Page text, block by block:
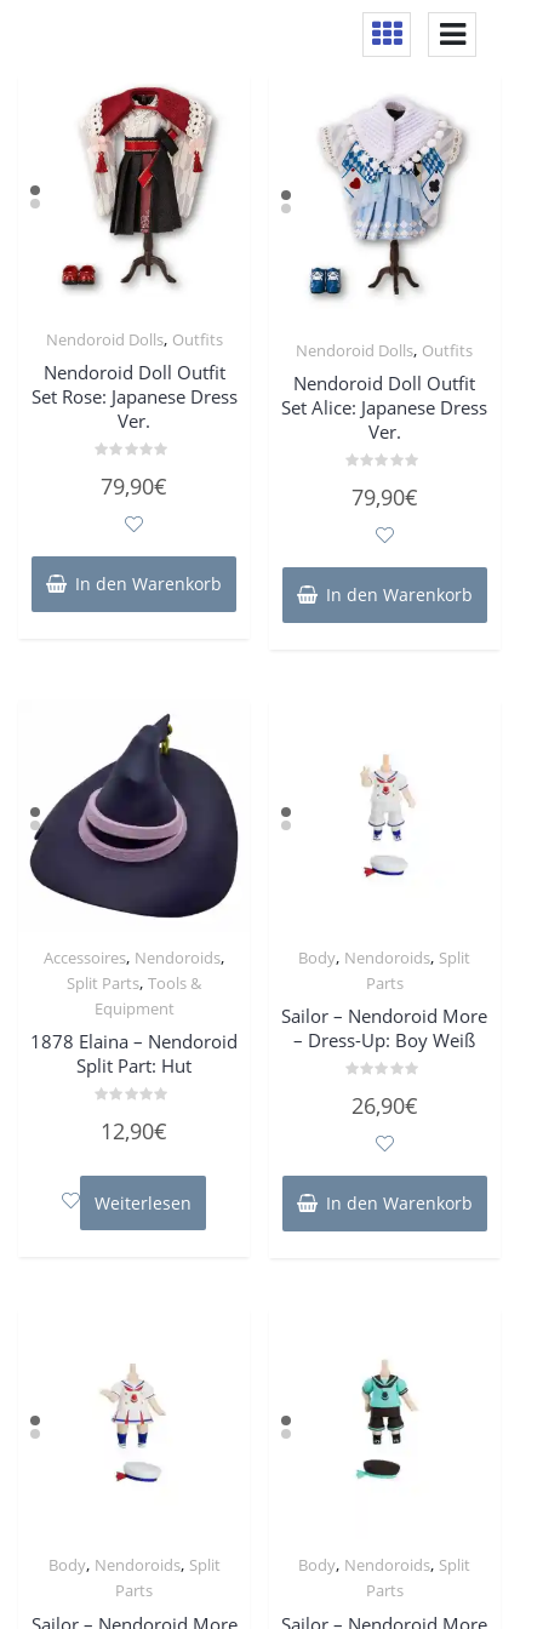
Nendoroid Dolls, Outfits
Nendoroid Doll Outfit
Set Rose: Japanese Dress
Ver.
mit
79,90€
In den Warenkorb
Nendoroid Dolls, Outfits
Nendoroid Doll Outfit
Set Alice: Japanese Dress
Ver.
mit
79,90€
In den Warenkorb
Accessoires, Nendoroids,
Split Parts,Tools &
Equipment
1878 Elaina – Nendoroid
Split Part: Hut
mit
5
12,90€
Weiterlesen
Body, Nendoroids, Split
Parts
Sailor – Nendoroid More
– Dress-Up: Boy Weiß
mit
26,90€
In den Warenkorb
Body, Nendoroids, Split
Parts
Sailor – Nendoroid More
Body, Nendoroids, Split
Parts
Sailor – Nendoroid More